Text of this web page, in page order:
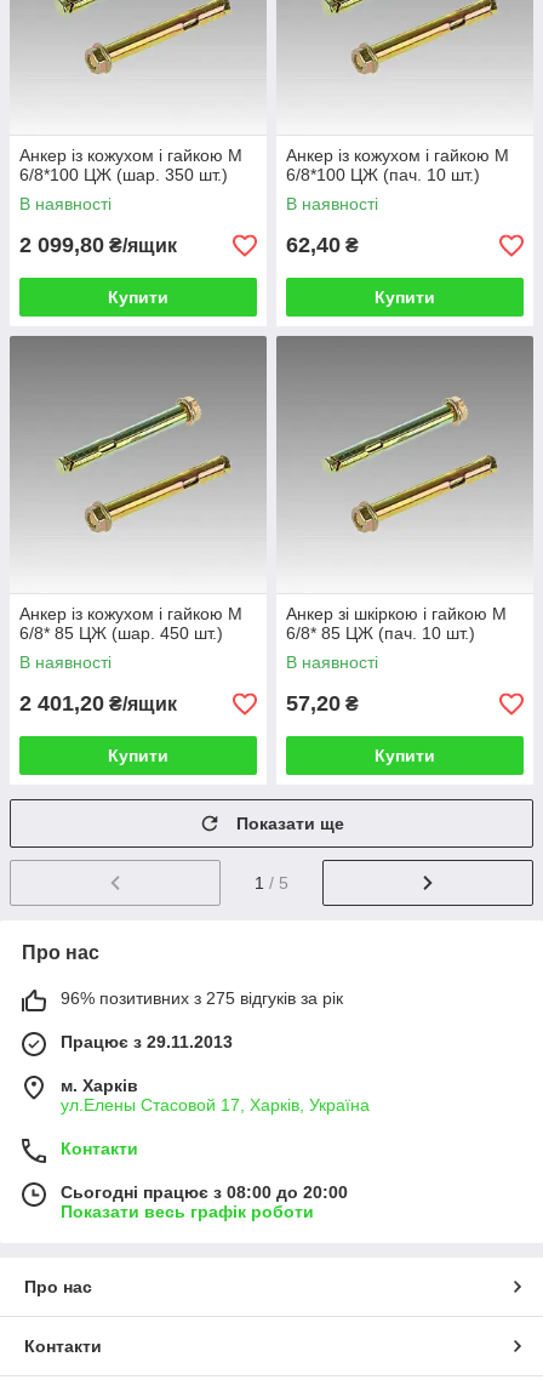
Анкер із кожухом і гайкою М
6/8*100 ЦЖ (шар. 350 шт.)
В наявності
2 099,80 ₴/ящик
Купити
Анкер із кожухом і гайкою М
6/8*100 ЦЖ (пач. 10 шт.)
В наявності
62,40 ₴
Купити
Анкер із кожухом і гайкою М
6/8* 85 ЦЖ (шар. 450 шт.)
В наявності
2 401,20 ₴/ящик
Купити
Анкер зі шкіркою і гайкою М
6/8* 85 ЦЖ (пач. 10 шт.)
В наявності
57,20 ₴
Купити
Показати ще
1 / 5
Про нас
96% позитивних з 275 відгуків за рік
Працює з 29.11.2013
м. Харків
ул.Елены Стасовой 17, Харків, Україна
Контакти
Сьогодні працює з 08:00 до 20:00
Показати весь графік роботи
Про нас
Контакти